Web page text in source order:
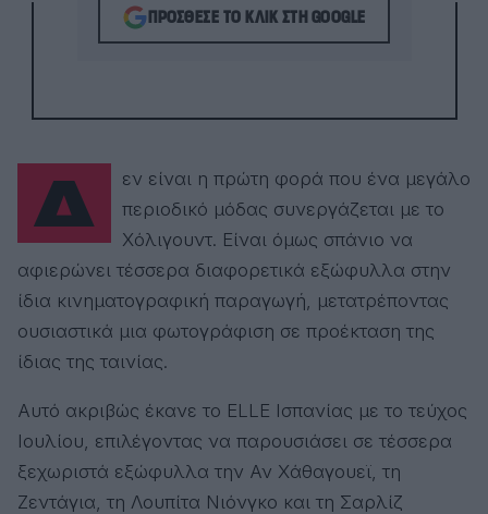
ΠΡΌΣΘΕΣΕ ΤΟ ΚΛΙΚ ΣΤΗ GOOGLE
Δεν είναι η πρώτη φορά που ένα μεγάλο
περιοδικό μόδας συνεργάζεται με το
Χόλιγουντ. Είναι όμως σπάνιο να
αφιερώνει τέσσερα διαφορετικά εξώφυλλα στην
ίδια κινηματογραφική παραγωγή, μετατρέποντας
ουσιαστικά μια φωτογράφιση σε προέκταση της
ίδιας της ταινίας.
Αυτό ακριβώς έκανε το ELLE Ισπανίας με το τεύχος
Ιουλίου, επιλέγοντας να παρουσιάσει σε τέσσερα
ξεχωριστά εξώφυλλα την Αν Χάθαγουεϊ, τη
Ζεντάγια, τη Λουπίτα Νιόνγκο και τη Σαρλίζ